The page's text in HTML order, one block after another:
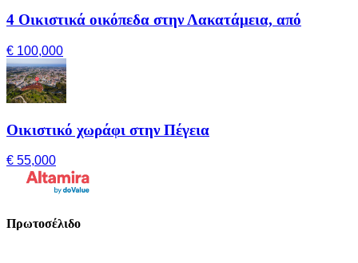
4 Οικιστικά οικόπεδα στην Λακατάμεια, από
€ 100,000
Οικιστικό χωράφι στην Πέγεια
€ 55,000
Πρωτοσέλιδο